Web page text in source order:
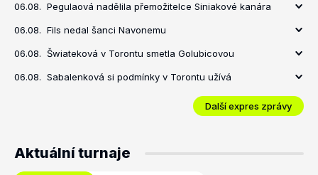
06.08. Pegulaová nadělila přemožitelce Siniakové kanára
06.08. Fils nedal šanci Navonemu
06.08. Šwiateková v Torontu smetla Golubicovou
06.08. Sabalenková si podmínky v Torontu užívá
Další expres zprávy
Aktuální turnaje